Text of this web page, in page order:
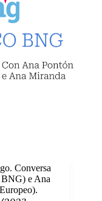
Conversa
e Ana